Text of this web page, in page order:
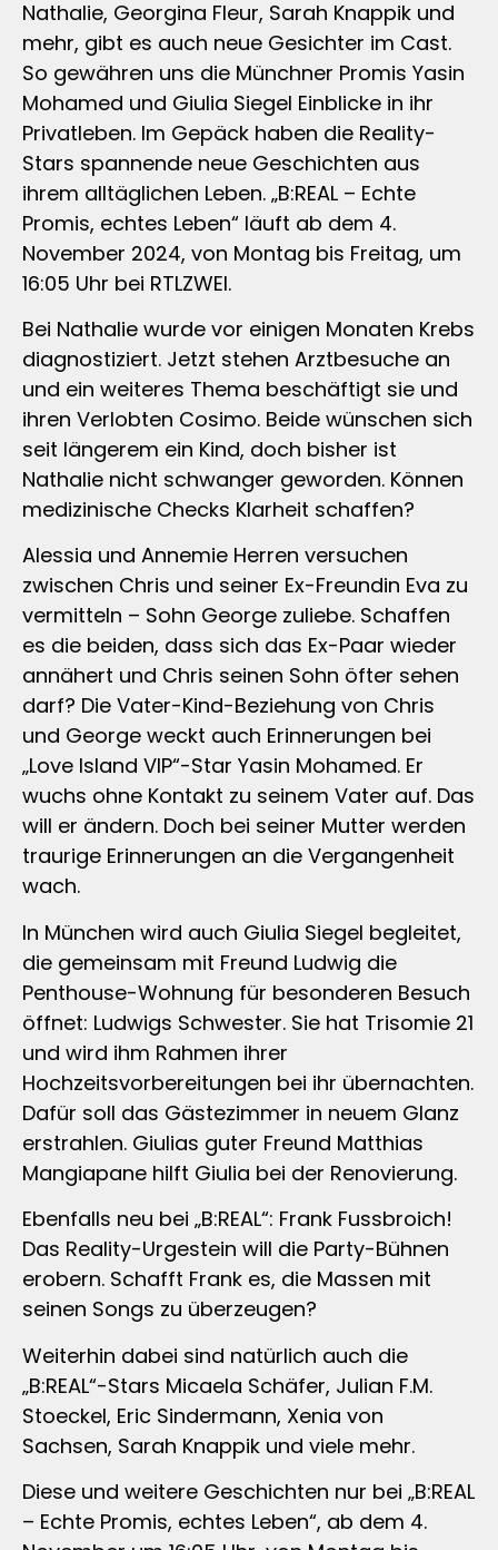
Nathalie, Georgina Fleur, Sarah Knappik und
mehr, gibt es auch neue Gesichter im Cast.
So gewähren uns die Münchner Promis Yasin
Mohamed und Giulia Siegel Einblicke in ihr
Privatleben. Im Gepäck haben die Reality-
Stars spannende neue Geschichten aus
ihrem alltäglichen Leben. „B:REAL – Echte
Promis, echtes Leben“ läuft ab dem 4.
November 2024, von Montag bis Freitag, um
16:05 Uhr bei RTLZWEI.
Bei Nathalie wurde vor einigen Monaten Krebs
diagnostiziert. Jetzt stehen Arztbesuche an
und ein weiteres Thema beschäftigt sie und
ihren Verlobten Cosimo. Beide wünschen sich
seit längerem ein Kind, doch bisher ist
Nathalie nicht schwanger geworden. Können
medizinische Checks Klarheit schaffen?
Alessia und Annemie Herren versuchen
zwischen Chris und seiner Ex-Freundin Eva zu
vermitteln – Sohn George zuliebe. Schaffen
es die beiden, dass sich das Ex-Paar wieder
annähert und Chris seinen Sohn öfter sehen
darf? Die Vater-Kind-Beziehung von Chris
und George weckt auch Erinnerungen bei
„Love Island VIP“-Star Yasin Mohamed. Er
wuchs ohne Kontakt zu seinem Vater auf. Das
will er ändern. Doch bei seiner Mutter werden
traurige Erinnerungen an die Vergangenheit
wach.
In München wird auch Giulia Siegel begleitet,
die gemeinsam mit Freund Ludwig die
Penthouse-Wohnung für besonderen Besuch
öffnet: Ludwigs Schwester. Sie hat Trisomie 21
und wird ihm Rahmen ihrer
Hochzeitsvorbereitungen bei ihr übernachten.
Dafür soll das Gästezimmer in neuem Glanz
erstrahlen. Giulias guter Freund Matthias
Mangiapane hilft Giulia bei der Renovierung.
Ebenfalls neu bei „B:REAL“: Frank Fussbroich!
Das Reality-Urgestein will die Party-Bühnen
erobern. Schafft Frank es, die Massen mit
seinen Songs zu überzeugen?
Weiterhin dabei sind natürlich auch die
„B:REAL“-Stars Micaela Schäfer, Julian F.M.
Stoeckel, Eric Sindermann, Xenia von
Sachsen, Sarah Knappik und viele mehr.
Diese und weitere Geschichten nur bei „B:REAL
– Echte Promis, echtes Leben“, ab dem 4.